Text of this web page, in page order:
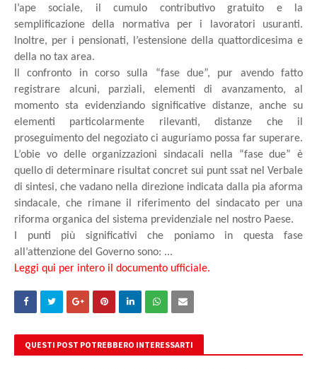
l’ape sociale, il cumulo contributivo gratuito e la
semplificazione della normativa per i lavoratori usuranti.
Inoltre, per i pensionati, l’estensione della quattordicesima e
della no tax area.
Il confronto in corso sulla “fase due”, pur avendo fatto
registrare alcuni, parziali, elementi di avanzamento, al
momento sta evidenziando significative distanze, anche su
elementi particolarmente rilevanti, distanze che il
proseguimento del negoziato ci auguriamo possa far superare.
L’obie vo delle organizzazioni sindacali nella “fase due” è
quello di determinare risultat concret sui punt ssat nel Verbale
di sintesi, che vadano nella direzione indicata dalla pia aforma
sindacale, che rimane il riferimento del sindacato per una
riforma organica del sistema previdenziale nel nostro Paese.
I punti più significativi che poniamo in questa fase
all’attenzione del Governo sono: ...
Leggi qui per intero il documento ufficiale.
QUESTI POST POTREBBERO INTERESSARTI